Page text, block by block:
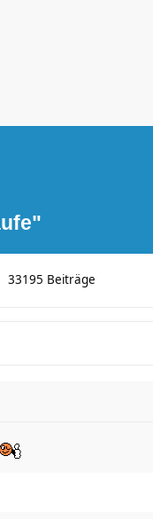
33195 Beiträge